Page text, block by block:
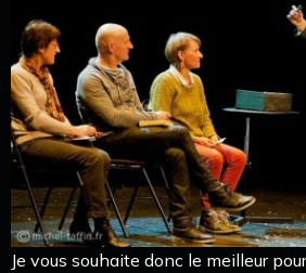
Je vous souhaite donc le meilleur